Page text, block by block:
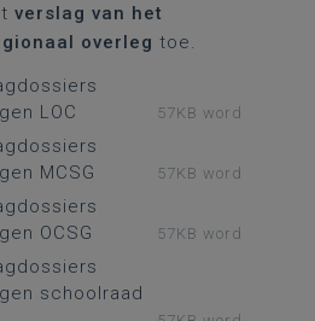
verslag van het
overleg toe.
LOC
57KB word
MCSG
57KB word
OCSG
57KB word
schoolraad